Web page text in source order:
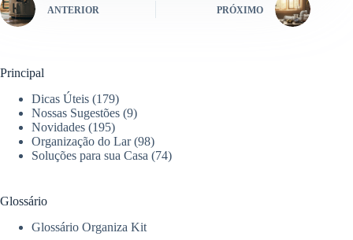
ANTERIOR PRÓXIMO
Principal
Dicas Úteis (179)
Nossas Sugestões (9)
Novidades (195)
Organização do Lar(98)
Soluções para sua Casa (74)
Glossário
Glossário Organiza Kit